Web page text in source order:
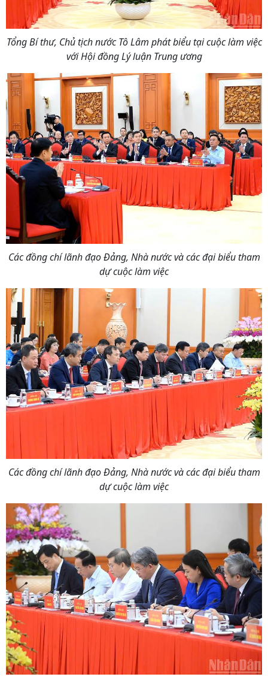
Tổng Bí thư, Chủ tịch nước Tô Lâm phát biểu tại cuộc làm việc
với Hội đồng Lý luận Trung ương
Các đồng chí lãnh đạo Đảng, Nhà nước và các đại biểu tham
dự cuộc làm việc
Các đồng chí lãnh đạo Đảng, Nhà nước và các đại biểu tham
dự cuộc làm việc